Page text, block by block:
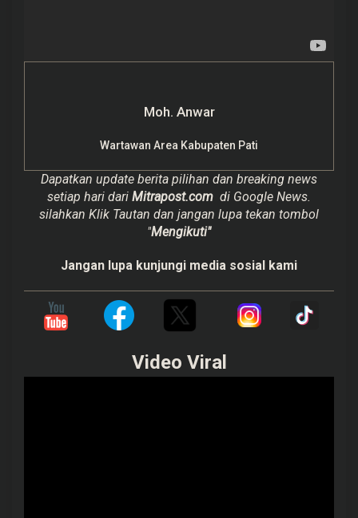
Moh. Anwar
Wartawan Area Kabupaten Pati
Dapatkan update berita pilihan dan breaking news
setiap hari dari Mitrapost.com di Google News.
silahkan Klik Tautan dan jangan lupa tekan tombol
"Mengikuti"
Jangan lupa kunjungi media sosial kami
Video Viral